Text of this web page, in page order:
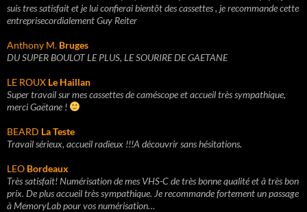
suis tres satisfait et je lui confierai bientôt des cassettes , je recommande cette
entreprisecordialement Guy Reiter
Anthony M. Bruges
DU SUPER BOULOT LE PLUS, LE SOURIRE DE GAETANE
LE ROUX Le Haillan
Super travail sur mes cassettes de caméscope et accueil très sympathique,
merci Gaëtane !
BEARD La Teste
Travail sérieux, accueil radieux !!!A découvrir sans hésitations.
LEO Bordeaux
Très satisfait! Numérisation de mes VHS-C de très bonne qualité et à très bon
prix. De plus accueil très sympathique. Je recommande fortement un passage
à MemoryLab pour vos numérisation…